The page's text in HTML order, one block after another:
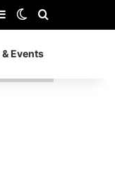
Random
Barra laterale
Cambia aspetto
Events